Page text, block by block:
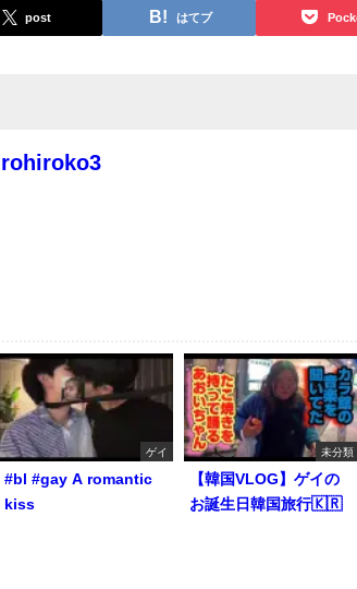
post はてブ
ゲイ
#bl #gay A romantic
kiss
未分類
【韓国VLOG】ゲイの
お誕生日韓国旅行🇰🇷